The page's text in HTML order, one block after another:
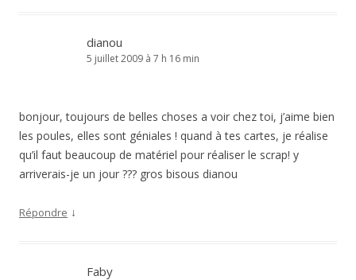
dianou
5 juillet 2009 à 7 h 16 min
bonjour, toujours de belles choses a voir chez toi, j’aime bien
les poules, elles sont géniales ! quand à tes cartes, je réalise
qu’il faut beaucoup de matériel pour réaliser le scrap! y
arriverais-je un jour ??? gros bisous dianou
Répondre ↓
Faby